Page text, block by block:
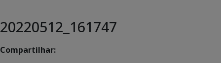
20220512_161747
Compartilhar: